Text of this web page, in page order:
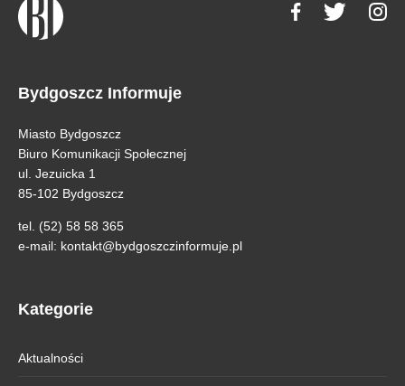
Bydgoszcz Informuje
Miasto Bydgoszcz
Biuro Komunikacji Społecznej
ul. Jezuicka 1
85-102 Bydgoszcz
tel. (52) 58 58 365
e-mail: kontakt@bydgoszczinformuje.pl
Kategorie
Aktualności